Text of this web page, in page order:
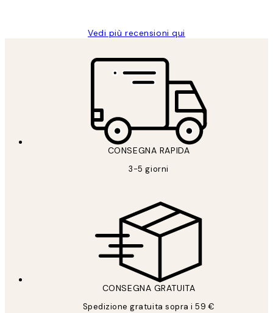
Vedi più recensioni qui
CONSEGNA RAPIDA
3-5 giorni
CONSEGNA GRATUITA
Spedizione gratuita sopra i 59 €